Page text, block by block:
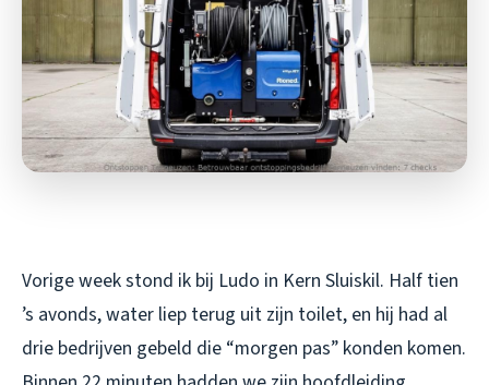
Vorige week stond ik bij Ludo in Kern Sluiskil. Half tien
’s avonds, water liep terug uit zijn toilet, en hij had al
drie bedrijven gebeld die “morgen pas” konden komen.